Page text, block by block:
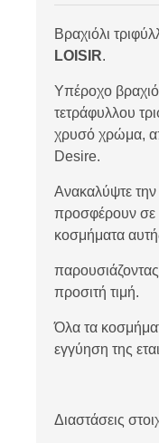
Βραχιόλι
LOISIR.
Υπέροχο
τετράφυλλου
χρυσό χρώμα,
Desire.
Ανακαλύψτε
προσφέρουν σε
κοσμήματα
προσιτή τιμή.
Όλα τα
εγγύηση της
Διαστάσεις